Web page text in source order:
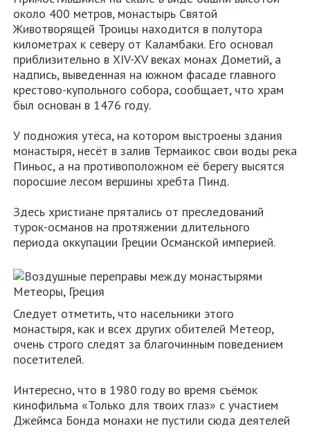
около 400 метров, монастырь Святой
Животворящей Троицы находится в полутора
километрах к северу от Каламбаки. Его основал
приблизительно в XIV-XV веках монах Дометий, а
надпись, выведенная на южном фасаде главного
крестово-купольного собора, сообщает, что храм
был основан в 1476 году.
У подножия утёса, на котором выстроены здания
монастыря, несёт в залив Термаикос свои воды река
Пиньос, а на противоположном её берегу высятся
поросшие лесом вершины хребта Пинд.
Здесь христиане прятались от преследований
турок-османов на протяжении длительного
периода оккупации Греции Османской империей.
Следует отметить, что насельники этого
монастыря, как и всех других обителей Метеор,
очень строго следят за благочинным поведением
посетителей.
Интересно, что в 1980 году во время съёмок
кинофильма «Только для твоих глаз» с участием
Джеймса Бонда монахи не пустили сюда деятелей